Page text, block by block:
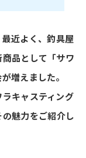
最近よく、釣具屋
品として「サワ
増えました。
キャスティング
魅力をご紹介し